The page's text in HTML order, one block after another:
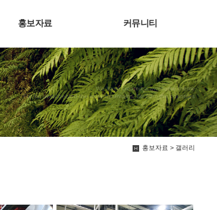
홍보자료 커뮤니티
We have created a awesome theme
Far far away,behind the word mountains, far from the countries
홍보자료 > 갤러리